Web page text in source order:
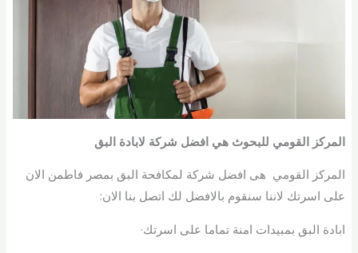
المركز القومي للبحوث هي افضل شركة لابادة البق
المركز القومي هى افضل شركة لمكافحة البق بمصر فاطمن الان
على اسرتك لاننا سنقوم بالافضل لك اتصل بنا الان:
ابادة البق بمبيدات امنة تماما على اسرتك·